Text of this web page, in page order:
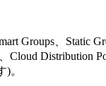
Groups、
Distribution
。